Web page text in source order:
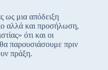
ως μια απόδειξη
αλλά και προσήλωση,
ότι και οι
παρουσιάσουμε πριν
πράξη.